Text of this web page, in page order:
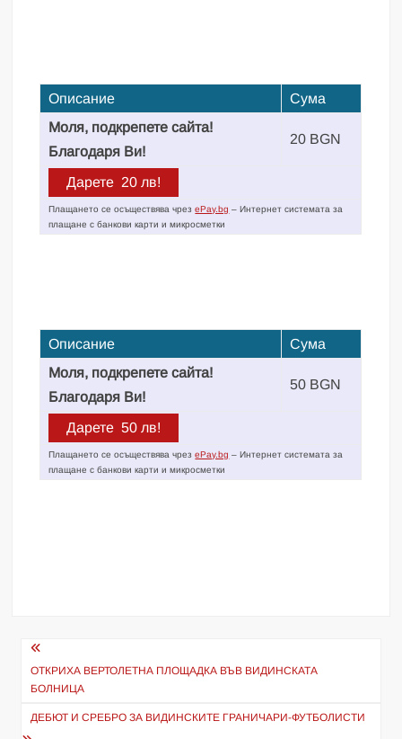
Описание
Сума
Моля, подкрепете сайта!
Благодаря Ви!
20 BGN
Плащането се осъществява чрезePay.bg – Интернет системата за
плащане с банкови карти и микросметки
Описание
Сума
Моля, подкрепете сайта!
Благодаря Ви!
50 BGN
Плащането се осъществява чрезePay.bg – Интернет системата за
плащане с банкови карти и микросметки
Навигация
ОТКРИХА ВЕРТОЛЕТНА ПЛОЩАДКА ВЪВ ВИДИНСКАТА
БОЛНИЦА
ДЕБЮТ И СРЕБРО ЗА ВИДИНСКИТЕ ГРАНИЧАРИ-ФУТБОЛИСТИ